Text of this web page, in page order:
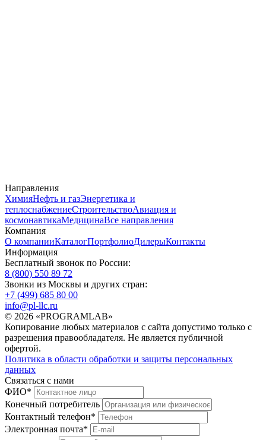
Направления
ХимияНефть и газЭнергетика и
теплоснабжениеСтроительствоАвиация и
космонавтикаМедицинаВсе направления
Компания
О компанииКаталогПортфолиоДилерыКонтакты
Информация
Бесплатный звонок по России:
8 (800) 550 89 72
Звонки из Москвы и других стран:
+7 (499) 685 80 00
info@pl-llc.ru
© 2026 «PROGRAMLAB»
Копирование любых материалов с сайта допустимо только с
разрешения правообладателя. Не является публичной
офертой.
Политика в области обработки и защиты персональных
данных
Связаться с нами
ФИО*
Конечный потребитель
Контактный телефон*
Электронная почта*